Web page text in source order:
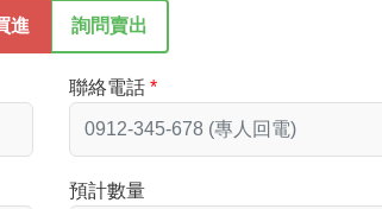
進 詢問賣出
聯絡電話
預計數量